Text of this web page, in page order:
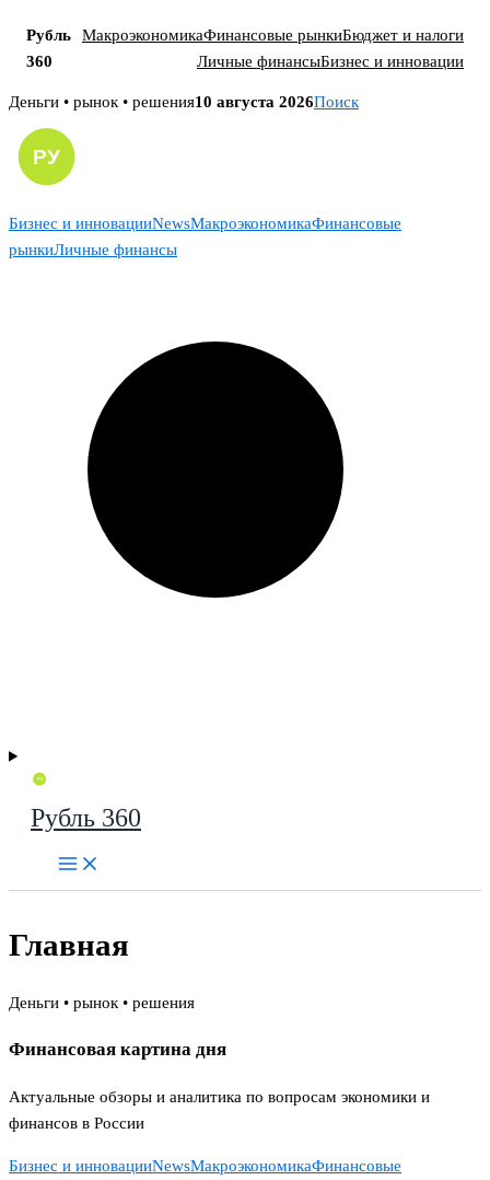
Рубль
360
МакроэкономикаФинансовые рынкиБюджет и налоги
Личные финансыБизнес и инновации
Skip
content
Деньги • рынок • решения10 августа 2026Поиск
Бизнес и инновацииNewsМакроэкономикаФинансовые
рынкиЛичные финансы
Рубль 360
Главная
Деньги • рынок • решения
Финансовая картина дня
Актуальные обзоры и аналитика по вопросам экономики и
финансов в России
Бизнес и инновацииNewsМакроэкономикаФинансовые